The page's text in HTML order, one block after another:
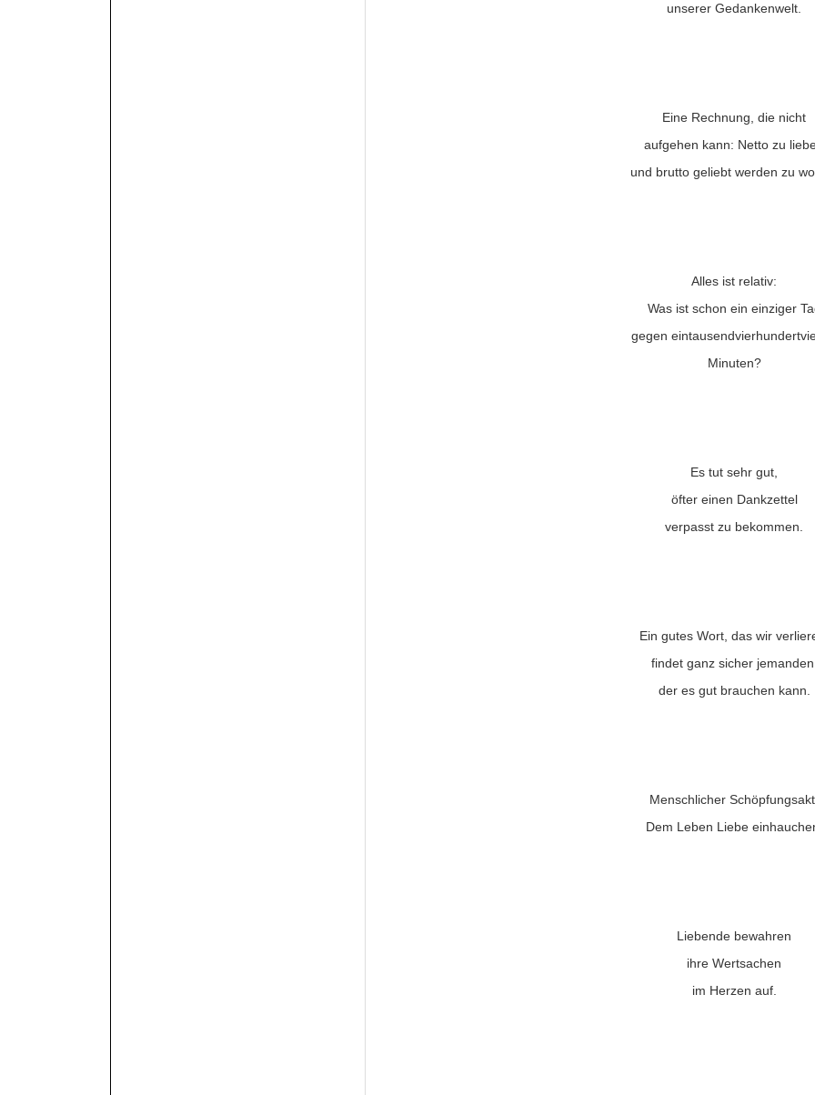
unserer Gedankenwelt.
Eine Rechnung, die nicht
aufgehen kann: Netto zu
und brutto geliebt werden zu
Alles ist relativ:
Was ist schon ein einziger
gegen
Minuten?
Es tut sehr gut,
öfter einen Dankzettel
verpasst zu bekommen.
Ein gutes Wort, das wir
findet ganz sicher
der es gut brauchen kann.
Menschlicher
Dem Leben Liebe
Liebende bewahren
ihre Wertsachen
im Herzen auf.